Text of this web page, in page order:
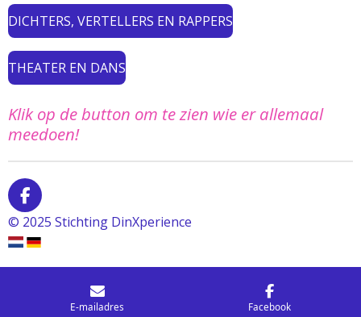
DICHTERS, VERTELLERS EN RAPPERS
THEATER EN DANS
Klik op de button om te zien wie er allemaal
meedoen!
F
a
c
e
b
© 2025 Stichting DinXperience
E-mailadres Facebook